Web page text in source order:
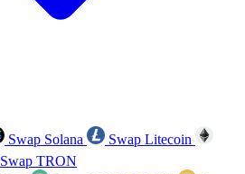
Swap Solana
Swap Litecoin
Swap TRON